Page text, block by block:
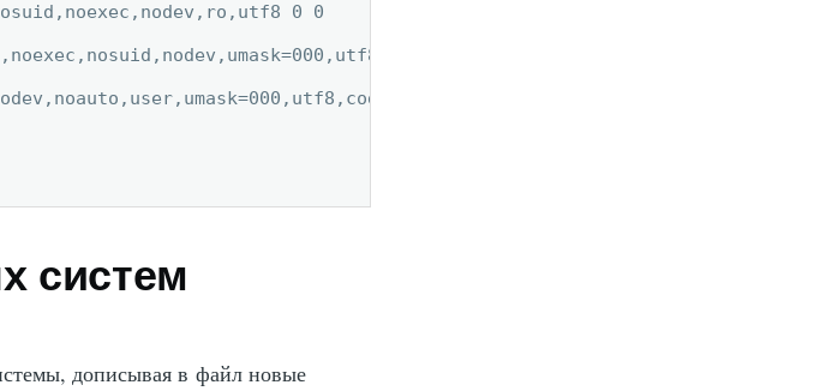
0 0
0 0
0 0
систем
дописывая в файл новые